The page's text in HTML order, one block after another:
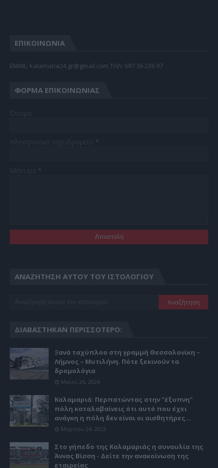
ΕΠΙΚΟΙΝΩΝΙΑ
EMAIL: kalamaria24.gr@gmail.com TΗΛ: 697 36 236 97
ΦΌΡΜΑ ΕΠΙΚΟΙΝΩΝΊΑΣ
ΑΝΑΖΉΤΗΣΗ ΑΥΤΟΎ ΤΟΥ ΙΣΤΟΛΟΓΊΟΥ
ΔΙΑΒΆΣΤΗΚΑΝ ΠΕΡΙΣΣΌΤΕΡΟ:
Ξανά ταχύπλοο στη γραμμή Θεσσαλονίκη –
Λήμνος – Μυτιλήνη. Πότε ξεκινούν τα
δρομολόγια
Μαΐου 26, 2024
Καλαμαριά: Περπατώντας στην "έξυπνη"
πόλη καταλαβαίνεις ότι αυτό που έχει
ανάγκη η πόλη δεν είναι οι αισθητήρες...
Μαρτίου 24, 2023
Στο γήπεδο της Καλαμαριάς η συναυλία της
Άννας Βίσση - Δείτε την ανακοίνωση της
εταιρείας